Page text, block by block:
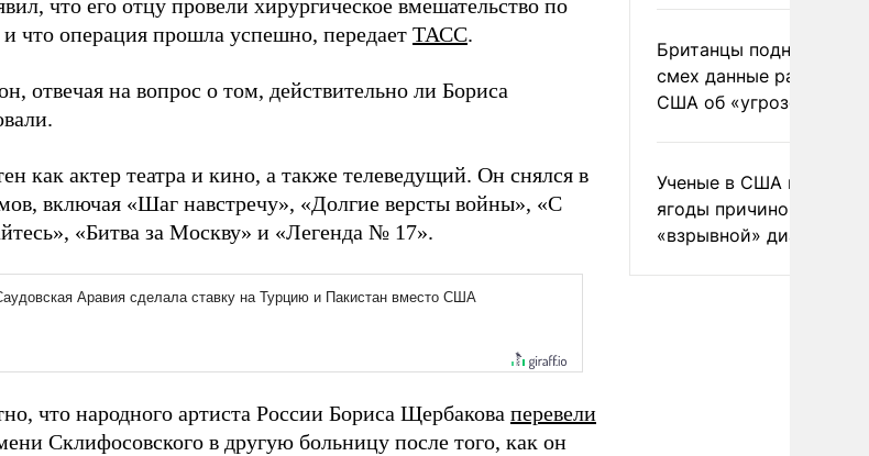
что его отцу провели хирургическое вмешательство по
что операция прошла успешно, передает ТАСС.
отвечая на вопрос о том, действительно ли Бориса
как актер театра и кино, а также телеведущий. Он снялся в
включая «Шаг навстречу», «Долгие версты войны», «С
«Битва за Москву» и «Легенда № 17».
что народного артиста России Бориса Щербакова перевели
Склифосовского в другую больницу после того, как он
Британцы подняли на
смех данные разведки
США об «угрозе
Ученые в США назвали
ягоды причиной
«взрывной» диареи